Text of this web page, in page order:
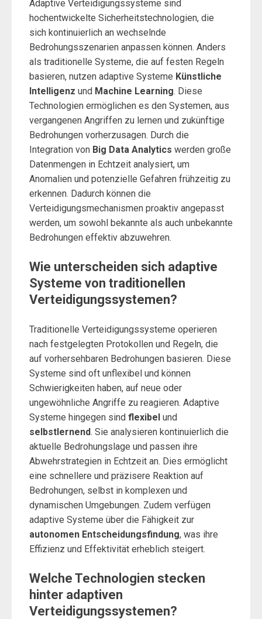
Adaptive Verteidigungssysteme sind
hochentwickelte Sicherheitstechnologien, die
sich kontinuierlich an wechselnde
Bedrohungsszenarien anpassen können. Anders
als traditionelle Systeme, die auf festen Regeln
basieren, nutzen adaptive Systeme Künstliche
Intelligenz und Machine Learning. Diese
Technologien ermöglichen es den Systemen, aus
vergangenen Angriffen zu lernen und zukünftige
Bedrohungen vorherzusagen. Durch die
Integration von Big Data Analytics werden große
Datenmengen in Echtzeit analysiert, um
Anomalien und potenzielle Gefahren frühzeitig zu
erkennen. Dadurch können die
Verteidigungsmechanismen proaktiv angepasst
werden, um sowohl bekannte als auch unbekannte
Bedrohungen effektiv abzuwehren.
Wie unterscheiden sich adaptive
Systeme von traditionellen
Verteidigungssystemen?
Traditionelle Verteidigungssysteme operieren
nach festgelegten Protokollen und Regeln, die
auf vorhersehbaren Bedrohungen basieren. Diese
Systeme sind oft unflexibel und können
Schwierigkeiten haben, auf neue oder
ungewöhnliche Angriffe zu reagieren. Adaptive
Systeme hingegen sind flexibel und
selbstlernend. Sie analysieren kontinuierlich die
aktuelle Bedrohungslage und passen ihre
Abwehrstrategien in Echtzeit an. Dies ermöglicht
eine schnellere und präzisere Reaktion auf
Bedrohungen, selbst in komplexen und
dynamischen Umgebungen. Zudem verfügen
adaptive Systeme über die Fähigkeit zur
autonomen Entscheidungsfindung, was ihre
Effizienz und Effektivität erheblich steigert.
Welche Technologien stecken
hinter adaptiven
Verteidigungssystemen?